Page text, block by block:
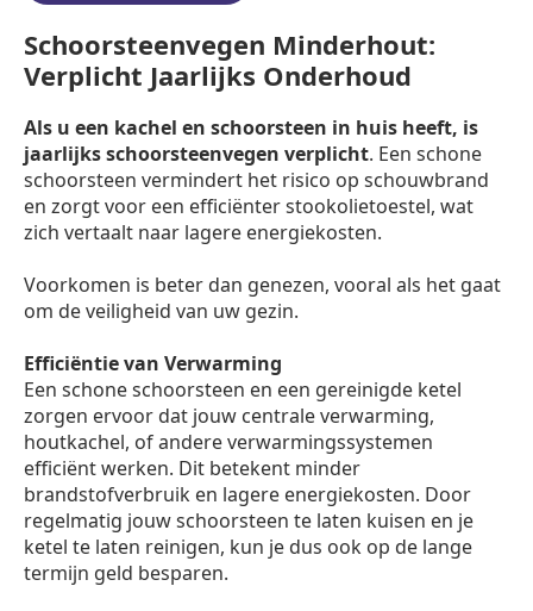
Schoorsteenvegen Minderhout:
Verplicht Jaarlijks Onderhoud
Als u een kachel en schoorsteen in huis heeft, is
jaarlijks schoorsteenvegen verplicht. Een schone
schoorsteen vermindert het risico op schouwbrand
en zorgt voor een efficiënter stookolietoestel, wat
zich vertaalt naar lagere energiekosten.
Voorkomen is beter dan genezen, vooral als het gaat
om de veiligheid van uw gezin.
Efficiëntie van Verwarming
Een schone schoorsteen en een gereinigde ketel
zorgen ervoor dat jouw centrale verwarming,
houtkachel, of andere verwarmingssystemen
efficiënt werken. Dit betekent minder
brandstofverbruik en lagere energiekosten. Door
regelmatig jouw schoorsteen te laten kuisen en je
ketel te laten reinigen, kun je dus ook op de lange
termijn geld besparen.